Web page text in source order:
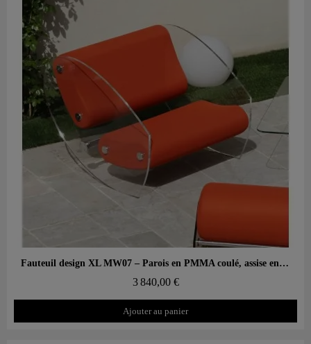
Aperçu rapide Fauteuil design XL MW07 – Parois en PMMA coulé, assise en mousse alvéolaire
3 840,00 €
Ajouter au panier